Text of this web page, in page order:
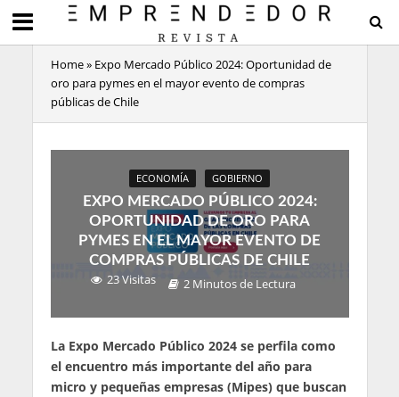
Home» Expo Mercado Público 2024: Oportunidad de
oro para pymes en el mayor evento de compras
públicas de Chile
ECONOMÍA GOBIERNO
EXPO MERCADO PÚBLICO 2024:
OPORTUNIDAD DE ORO PARA
PYMES EN EL MAYOR EVENTO DE
COMPRAS PÚBLICAS DE CHILE
23 Visitas
2 Minutos de Lectura
La Expo Mercado Público 2024 se perfila como
el encuentro más importante del año para
micro y pequeñas empresas (Mipes) que buscan